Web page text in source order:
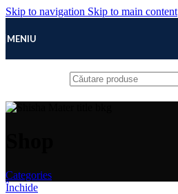
Skip to navigation Skip to main content
MENIU
Categories
Închide